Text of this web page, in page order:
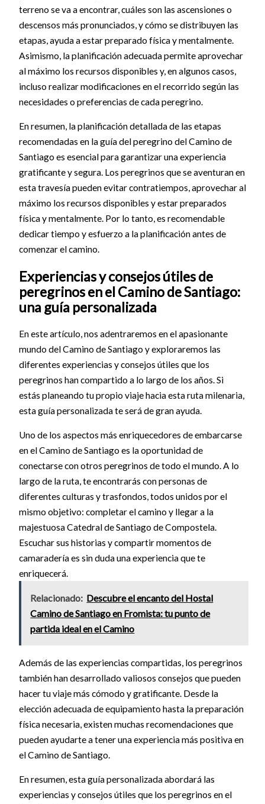
terreno se va a encontrar, cuáles son las ascensiones o
descensos más pronunciados, y cómo se distribuyen las
etapas, ayuda a estar preparado física y mentalmente.
Asimismo, la planificación adecuada permite aprovechar
al máximo los recursos disponibles y, en algunos casos,
incluso realizar modificaciones en el recorrido según las
necesidades o preferencias de cada peregrino.
En resumen, la planificación detallada de las etapas
recomendadas en la guía del peregrino del Camino de
Santiago es esencial para garantizar una experiencia
gratificante y segura. Los peregrinos que se aventuran en
esta travesía pueden evitar contratiempos, aprovechar al
máximo los recursos disponibles y estar preparados
física y mentalmente. Por lo tanto, es recomendable
dedicar tiempo y esfuerzo a la planificación antes de
comenzar el camino.
Experiencias y consejos útiles de
peregrinos en el Camino de Santiago:
una guía personalizada
En este artículo, nos adentraremos en el apasionante
mundo del Camino de Santiago y exploraremos las
diferentes experiencias y consejos útiles que los
peregrinos han compartido a lo largo de los años. Si
estás planeando tu propio viaje hacia esta ruta milenaria,
esta guía personalizada te será de gran ayuda.
Uno de los aspectos más enriquecedores de embarcarse
en el Camino de Santiago es la oportunidad de
conectarse con otros peregrinos de todo el mundo. A lo
largo de la ruta, te encontrarás con personas de
diferentes culturas y trasfondos, todos unidos por el
mismo objetivo: completar el camino y llegar a la
majestuosa Catedral de Santiago de Compostela.
Escuchar sus historias y compartir momentos de
camaradería es sin duda una experiencia que te
enriquecerá.
Relacionado: Descubre el encanto del Hostal
Camino de Santiago en Fromista: tu punto de
partida ideal en el Camino
Además de las experiencias compartidas, los peregrinos
también han desarrollado valiosos consejos que pueden
hacer tu viaje más cómodo y gratificante. Desde la
elección adecuada de equipamiento hasta la preparación
física necesaria, existen muchas recomendaciones que
pueden ayudarte a tener una experiencia más positiva en
el Camino de Santiago.
En resumen, esta guía personalizada abordará las
experiencias y consejos útiles que los peregrinos en el